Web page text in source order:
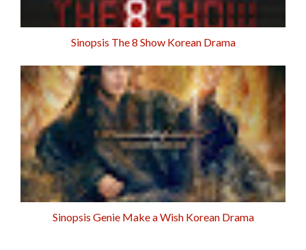
Sinopsis The 8 Show Korean Drama
Sinopsis Genie Make a Wish Korean Drama